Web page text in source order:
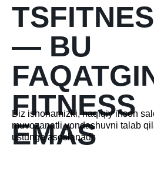
— BU
FITNESS
EMAS
Biz ishonamizki, haqiqiy inson
muvozanatli yondashuvni talab
ustunga asoslanadi: